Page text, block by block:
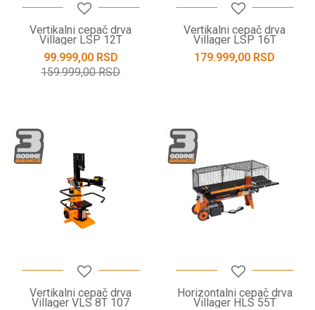
Vertikalni cepač drva
Villager LSP 12T
99.999,00 RSD
159.999,00RSD
Vertikalni cepač drva
Villager LSP 16T
179.999,00 RSD
Vertikalni cepač drva
Villager VLS 8T 107
Horizontalni cepač drva
Villager HLS 55T